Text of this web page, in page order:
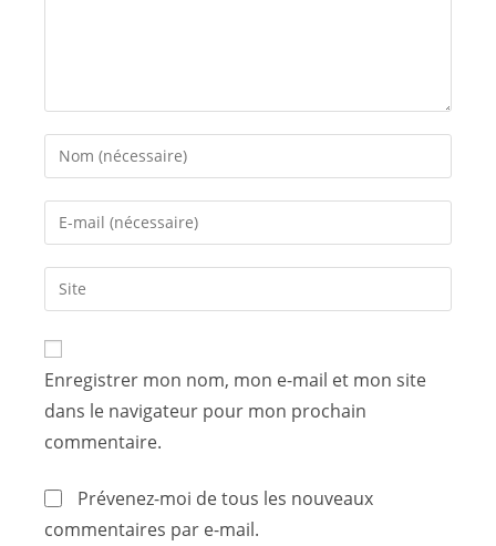
Enregistrer mon nom, mon e-mail et mon site
dans le navigateur pour mon prochain
commentaire.
Prévenez-moi de tous les nouveaux
commentaires par e-mail.